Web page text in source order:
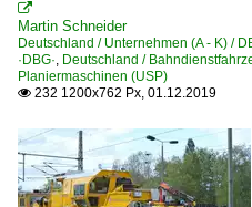
Skl
Stopfmaschinen |
Terex/Atlas 1604
Umbauzüge | sonstige
Wagen | auch
Zweiwegefahrzeuge

Martin Schneider
Deutschland / Unternehmen (A - K) /
·DBG·, Deutschland /
Planiermaschinen (USP)
 232 1200x762 Px, 01.12.2019